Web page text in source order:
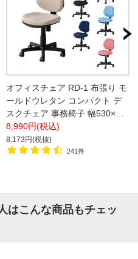
オフィスチェア RD-1 布張り モ
ールドウレタン コンパクト デ
スクチェア 事務椅子 幅530×奥
行570×高さ810～920mm
8,990円(税込)
8,173円(税抜)
241件
はこんな商品もチェッ